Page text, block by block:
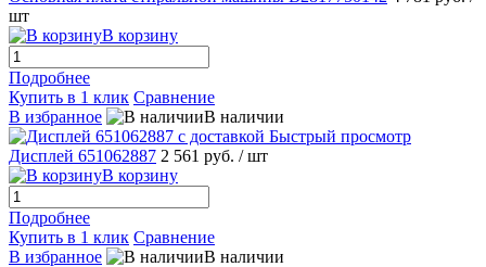
шт
В корзину
Подробнее
Купить в 1 клик Сравнение
В избранное
В наличии
Быстрый просмотр
Дисплей 651062887 2 561 руб. / шт
В корзину
Подробнее
Купить в 1 клик Сравнение
В избранное
В наличии